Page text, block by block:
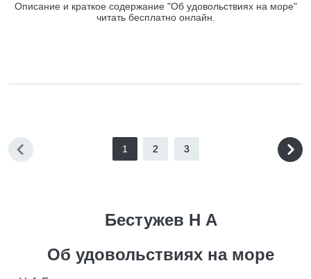
Описание и краткое содержание "Об удовольствиях на море"
читать бесплатно онлайн.
1 2 3
Бестужев Н А
Об удовольствиях на море